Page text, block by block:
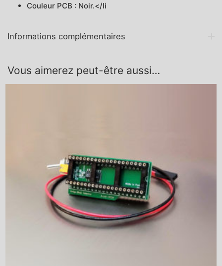
Couleur PCB : Noir.</li
Informations complémentaires
Vous aimerez peut-être aussi…